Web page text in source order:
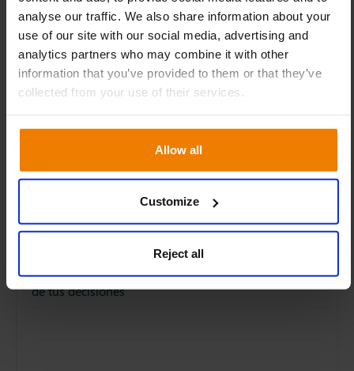
analyse our traffic. We also share information about your
use of our site with our social media, advertising and
analytics partners who may combine it with other
information that you’ve provided to them or that they’ve
collected from your use of their services.
Allow all
Customize
Reject all
Webinar | ¿Cómo hacer un buen
forecast de ventas?
Aprende a construir un forecast de ventas fiable
combinando datos históricos, modelos predictivos y
de tus decisiones
EVENTOS APR